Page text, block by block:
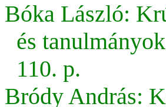
Bóka László:
és
110. p.
Bródy András: